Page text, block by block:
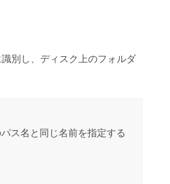
別し、ディスク上のフォルダ
ス名と同じ名前を指定する